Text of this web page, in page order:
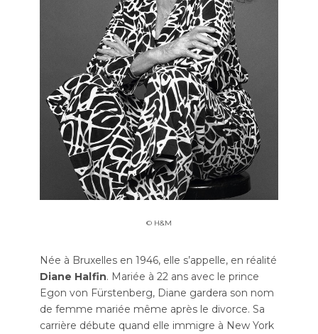
© H&M
Née à Bruxelles en 1946, elle s’appelle, en réalité
Diane Halfin. Mariée à 22 ans avec le prince
Egon von Fürstenberg, Diane gardera son nom
de femme mariée même après le divorce. Sa
carrière débute quand elle immigre à New York